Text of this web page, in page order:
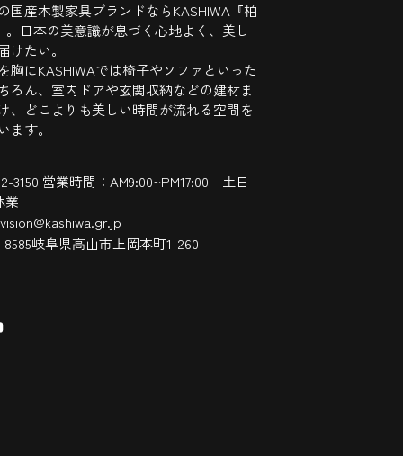
国産木製家具ブランドならKASHIWA『柏
。日本の美意識が息づく心地よく、美し
けたい。
胸にKASHIWAでは椅子やソファといった
ろん、室内ドアや玄関収納などの建材ま
、どこよりも美しい時間が流れる空間を
ます。
3150 営業時間：AM9:00~PM17:00 土日
業
8585岐阜県高山市上岡本町1-260